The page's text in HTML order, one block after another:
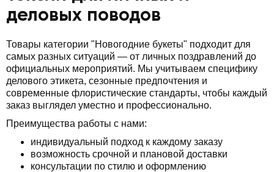
деловых поводов
Товары категории "Новогодние букеты" подходит для
самых разных ситуаций — от личных поздравлений до
официальных мероприятий. Мы учитываем специфику
делового этикета, сезонные предпочтения и
современные флористические стандарты, чтобы каждый
заказ выглядел уместно и профессионально.
Преимущества работы с нами:
индивидуальный подход к каждому заказу
возможность срочной и плановой доставки
консультации по стилю и оформлению